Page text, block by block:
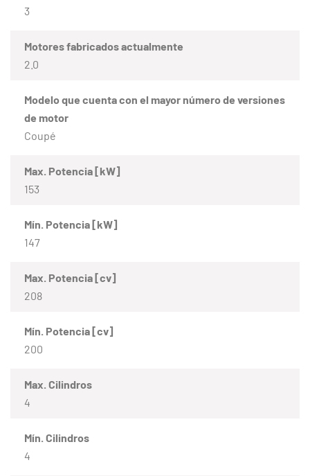
3
Motores fabricados actualmente
2.0
Modelo que cuenta con el mayor número de versiones
de motor
Coupé
Max. Potencia [kW]
153
Mín. Potencia [kW]
147
Max. Potencia [cv]
208
Mín. Potencia [cv]
200
Max. Cilindros
4
Mín. Cilindros
4